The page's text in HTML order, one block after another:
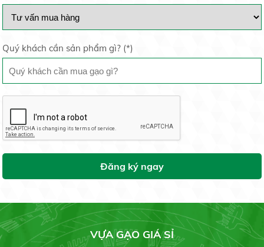
Liên hệ
Gạo St21
Liên hệ
Gạo Đài Thơm 8
Lúa ốm yếu khi mang bầu do thời tiết hay canh tác
Giải pháp tối ưu phòng trừ bệnh cháy bìa lá
19/05/2020
Trồng dưa lưới trong nhà: Hiệu quả bất ngời
19/05/2020
6 bước bảo quản hoa cúc sau thu hoạch
19/05/2020
Quý khách cần sản phẩm gì? (*)
Đăng ký ngay
VỰA GẠO GIÁ SỈ